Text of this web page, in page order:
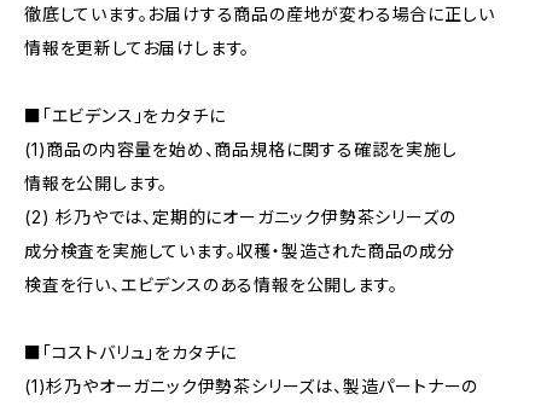
徹底しています。お届けする商品の産地が変わる場合に正しい
情報を更新してお届けします。
■「エビデンス」をカタチに
(1)商品の内容量を始め、商品規格に関する確認を実施し
情報を公開します。
(2) 杉乃やでは、定期的にオーガニック伊勢茶シリーズの
成分検査を実施しています。収穫・製造された商品の成分
検査を行い、エビデンスのある情報を公開します。
■「コストバリュ」をカタチに
(1)杉乃やオーガニック伊勢茶シリーズは、製造パートナーの